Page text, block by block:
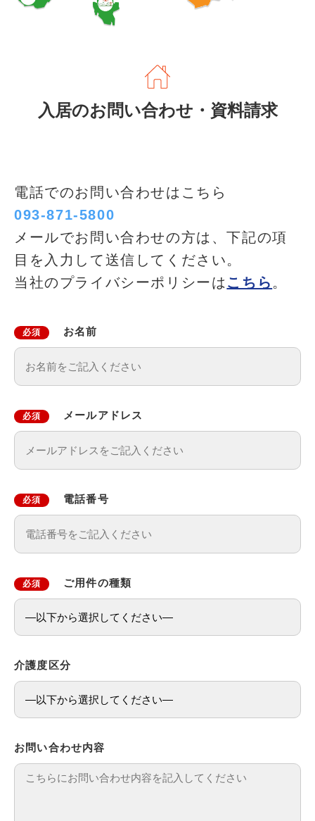
入居のお問い合わせ・資料請求
電話でのお問い合わせはこちら
093-871-5800
メールでお問い合わせの方は、下記の項
目を入力して送信してください。
当社のプライバシーポリシーは こちら 。
必須 お名前
必須 メールアドレス
必須 電話番号
必須 ご用件の種類
介護度区分
お問い合わせ内容